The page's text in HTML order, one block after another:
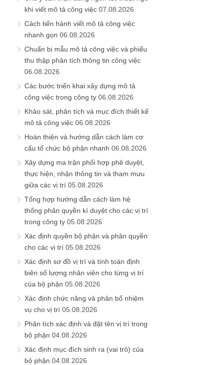
khi viết mô tả công việc 07.08.2026
Cách tiến hành viết mô tả công việc
nhanh gọn 06.08.2026
Chuẩn bị mẫu mô tả công việc và phiếu
thu thập phân tích thông tin công việc
06.08.2026
Các bước triển khai xây dựng mô tả
công việc trong công ty 06.08.2026
Khảo sát, phân tích và mục đích thiết kế
mô tả công việc 06.08.2026
Hoàn thiện và hướng dẫn cách làm cơ
cấu tổ chức bộ phận nhanh 06.08.2026
Xây dựng ma trận phối hợp phê duyệt,
thực hiện, nhận thông tin và tham mưu
giữa các vị trí 05.08.2026
Tổng hợp hướng dẫn cách làm hệ
thống phân quyền kí duyệt cho các vị trí
trong công ty 05.08.2026
Xác định quyền bộ phận và phân quyền
cho các vị trí 05.08.2026
Xác định sơ đồ vị trí và tính toán định
biên số lượng nhân viên cho từng vị trí
của bộ phận 05.08.2026
Xác định chức năng và phân bổ nhiệm
vụ cho vị trí 05.08.2026
Phân tích xác định và đặt tên vị trí trong
bộ phận 04.08.2026
Xác định mục đích sinh ra (vai trò) của
bộ phận 04.08.2026